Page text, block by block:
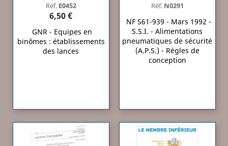
Réf. E0452
6,50 €
GNR - Equipes en
binômes : établissements
des lances
Réf. N0291
NF S61-939 - Mars 1992 -
S.S.I. - Alimentations
pneumatiques de sécurité
(A.P.S.) - Règles de
conception